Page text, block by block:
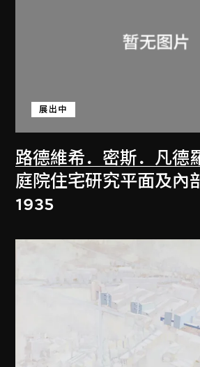
路德維希．密斯．凡德
展出中
庭院住宅研究平面及內
1935